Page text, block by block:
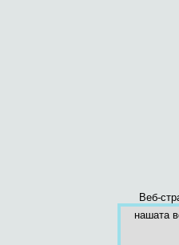
Веб-
нашата